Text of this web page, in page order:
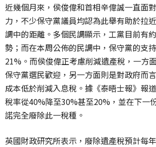
近幾個月來，侯俊偉和首相辛偉誠一直面
力，不少保守黨議員均認為此舉有助於拉
調中的距離。多個民調顯示，工黨目前有
勢；而在本周公佈的民調中，保守黨的支
21%。而侯俊偉正考慮削減遺產稅，一方
保守黨選民歡迎，另一方面則是對政府而
成本低於削減入息稅。據《泰晤士報》報
稅率從40%降至30%甚至20%，並在下一
諾完全廢除此一稅種。
英國財政研究所表示，廢除遺產稅預計每